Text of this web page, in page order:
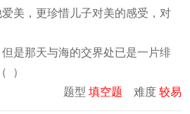
爱美，更珍惜儿子对美的感受，对
但是那天与海的交界处已是一片绯
）
题型 填空题 难度 较易